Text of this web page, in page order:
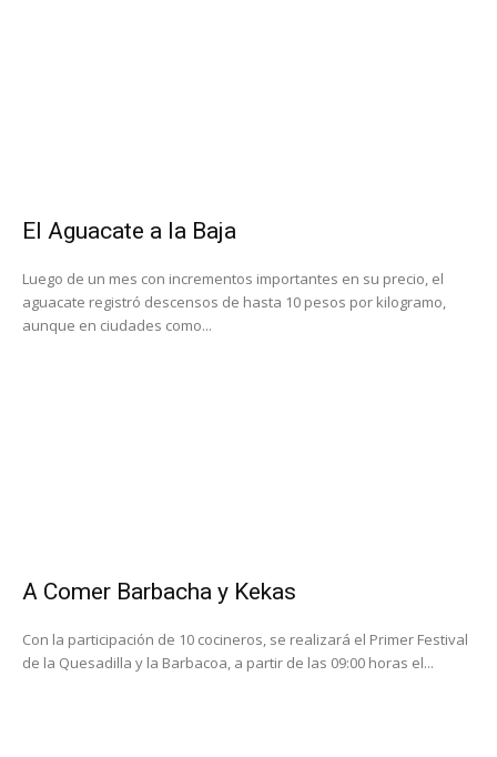
El Aguacate a la Baja
Luego de un mes con incrementos importantes en su precio, el
aguacate registró descensos de hasta 10 pesos por kilogramo,
aunque en ciudades como...
A Comer Barbacha y Kekas
Con la participación de 10 cocineros, se realizará el Primer Festival
de la Quesadilla y la Barbacoa, a partir de las 09:00 horas el...